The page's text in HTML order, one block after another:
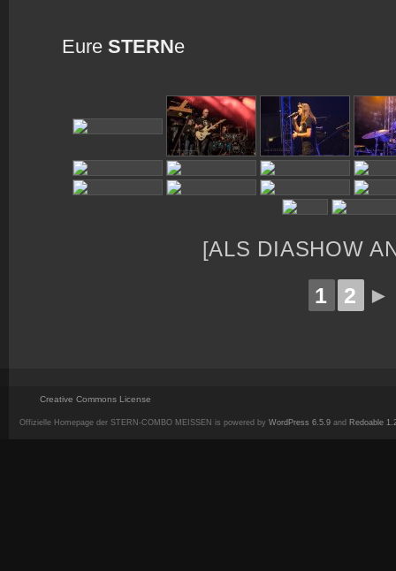
Eure STERNe
[ALS DIASHOW
1 2 ►
Creative Commons License
Offizielle Homepage der STERN-COMBO MEISSEN is powered by WordPress 6.5.9 and Redoable